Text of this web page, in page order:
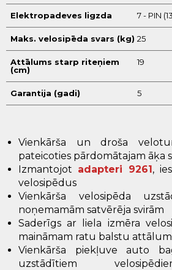
Elektropadeves ligzda 7 - PIN
Maks. velosipēda svars (kg) 25
Attālums starp riteņiem
(cm)
19
Garantija (gadi) 5
Vienkārša un droša
pateicoties pārdomātajam āķa
Izmantojot adapteri 9261,
velosipēdus
Vienkārša velosipēda
noņemamām satvērēja svirām
Saderīgs ar liela izmēra
maināmam ratu balstu
Vienkārša piekļuve auto
uzstādītiem